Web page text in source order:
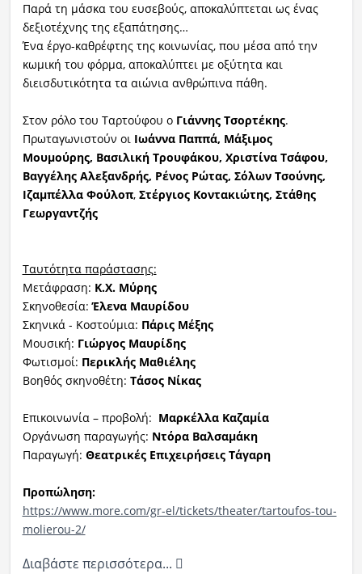
Παρά τη μάσκα του ευσεβούς, αποκαλύπτεται ως ένας
δεξιοτέχνης της εξαπάτησης…
Ένα έργο-καθρέφτης της κοινωνίας, που μέσα από την
κωμική του φόρμα, αποκαλύπτει με οξύτητα και
διεισδυτικότητα τα αιώνια ανθρώπινα πάθη.
Στον ρόλο του Ταρτούφου ο Γιάννης Τσορτέκης.
Πρωταγωνιστούν οι Ιωάννα Παππά, Μάξιμος
Μουμούρης, Βασιλική Τρουφάκου, Χριστίνα Τσάφου,
Βαγγέλης Αλεξανδρής, Ρένος Ρώτας, Σόλων Τσούνης,
Ιζαμπέλλα Φούλοπ, Στέργιος Κοντακιώτης, Στάθης
Γεωργαντζής
Ταυτότητα παράστασης:
Μετάφραση: Κ.Χ. Μύρης
Σκηνοθεσία:Έλενα Μαυρίδου
Σκηνικά - Κοστούμια: Πάρις Μέξης
Μουσική: Γιώργος Μαυρίδης
Φωτισμοί: Περικλής Μαθιέλης
Βοηθός σκηνοθέτη: Τάσος Νίκας
Επικοινωνία – προβολή: Μαρκέλλα Καζαμία
Οργάνωση παραγωγής: Ντόρα Βαλσαμάκη
Παραγωγή: Θεατρικές Επιχειρήσεις Τάγαρη
Προπώληση:
https://www.more.com/gr-el/tickets/theater/tartoufos-tou-
molierou-2/
Διαβάστε περισσότερα...